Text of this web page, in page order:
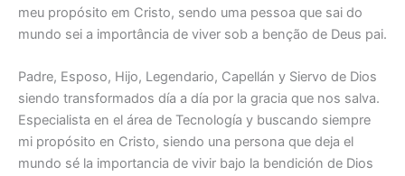
meu propósito em Cristo, sendo uma pessoa que sai do
mundo sei a importância de viver sob a benção de Deus pai.
Padre, Esposo, Hijo, Legendario, Capellán y Siervo de Dios
siendo transformados día a día por la gracia que nos salva.
Especialista en el área de Tecnología y buscando siempre
mi propósito en Cristo, siendo una persona que deja el
mundo sé la importancia de vivir bajo la bendición de Dios